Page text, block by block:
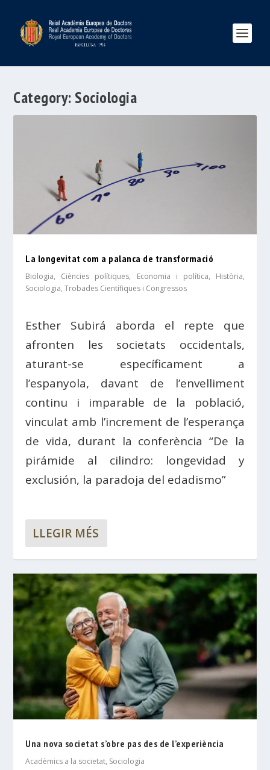
Category:Sociologia
La longevitat com a palanca de transformació
Biologia, Ciències polítiques, Economia i política, Història,
Sociologia,Trobades Científiques i Congressos
Esther Subirá aborda el repte que
afronten les societats occidentals,
aturant-se específicament a
l’espanyola, davant de l’envelliment
continu i imparable de la població,
vinculat amb l’increment de l’esperança
de vida, durant la conferència “De la
pirámide al cilindro: longevidad y
exclusión, la paradoja del edadismo”
LLEGIR MÉS
Una nova societat s’obre pas des de l’experiència
Acadèmics a la societat, Sociologia